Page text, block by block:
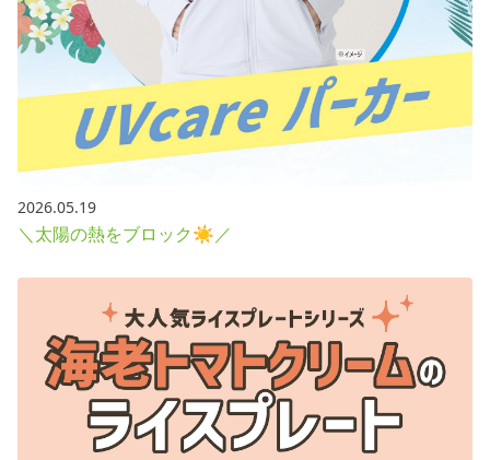
2026.05.19
＼太陽の熱をブロック☀／